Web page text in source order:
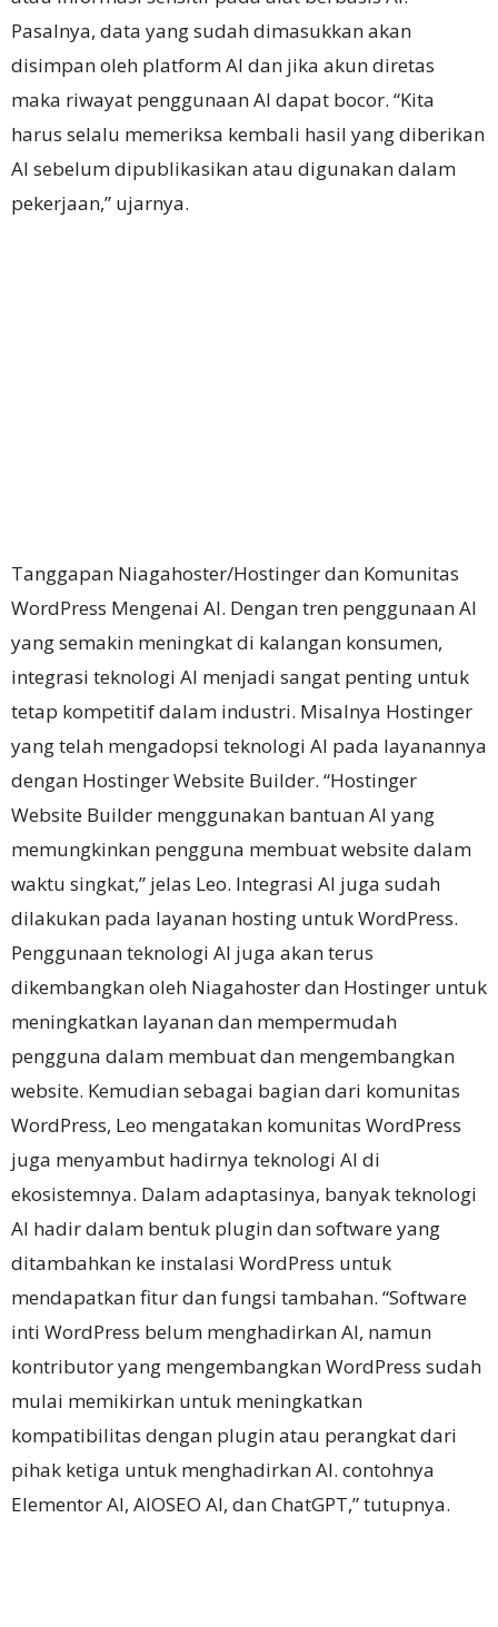
Pasalnya, data yang sudah dimasukkan akan
disimpan oleh platform AI dan jika akun diretas
maka riwayat penggunaan AI dapat bocor. “Kita
harus selalu memeriksa kembali hasil yang diberikan
AI sebelum dipublikasikan atau digunakan dalam
pekerjaan,” ujarnya.
Tanggapan Niagahoster/Hostinger dan Komunitas
WordPress Mengenai AI. Dengan tren penggunaan AI
yang semakin meningkat di kalangan konsumen,
integrasi teknologi AI menjadi sangat penting untuk
tetap kompetitif dalam industri. Misalnya Hostinger
yang telah mengadopsi teknologi AI pada layanannya
dengan Hostinger Website Builder. “Hostinger
Website Builder menggunakan bantuan AI yang
memungkinkan pengguna membuat website dalam
waktu singkat,” jelas Leo. Integrasi AI juga sudah
dilakukan pada layanan hosting untuk WordPress.
Penggunaan teknologi AI juga akan terus
dikembangkan oleh Niagahoster dan Hostinger untuk
meningkatkan layanan dan mempermudah
pengguna dalam membuat dan mengembangkan
website. Kemudian sebagai bagian dari komunitas
WordPress, Leo mengatakan komunitas WordPress
juga menyambut hadirnya teknologi AI di
ekosistemnya. Dalam adaptasinya, banyak teknologi
AI hadir dalam bentuk plugin dan software yang
ditambahkan ke instalasi WordPress untuk
mendapatkan fitur dan fungsi tambahan. “Software
inti WordPress belum menghadirkan AI, namun
kontributor yang mengembangkan WordPress sudah
mulai memikirkan untuk meningkatkan
kompatibilitas dengan plugin atau perangkat dari
pihak ketiga untuk menghadirkan AI. contohnya
Elementor AI, AIOSEO AI, dan ChatGPT,” tutupnya.